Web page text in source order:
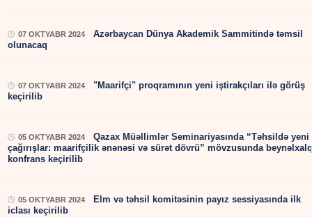
07 OKTYABR 2024
Azərbaycan Dünya Akademik Sammitində təmsil
olunacaq
07 OKTYABR 2024
"Maarifçi" proqramının yeni iştirakçıları ilə görüş
keçirilib
05 OKTYABR 2024
Qazax Müəllimlər Seminariyasında “Təhsildə yeni
çağırışlar: maarifçilik ənənəsi və sürət dövrü” mövzusunda
konfrans keçirilib
05 OKTYABR 2024
Elm və təhsil komitəsinin payız sessiyasında ilk
iclası keçirilib